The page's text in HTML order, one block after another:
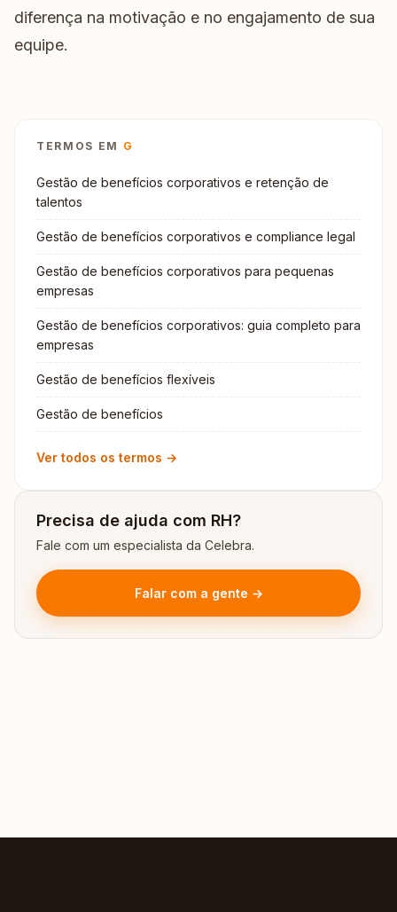
diferença na motivação e no engajamento de sua
equipe.
TERMOS EM G
Gestão de benefícios corporativos e retenção de
talentos
Gestão de benefícios corporativos e compliance legal
Gestão de benefícios corporativos para pequenas
empresas
Gestão de benefícios corporativos: guia completo para
empresas
Gestão de benefícios flexíveis
Gestão de benefícios
Ver todos os termos →
Precisa de ajuda com RH?
Fale com um especialista da Celebra.
Falar com a gente →